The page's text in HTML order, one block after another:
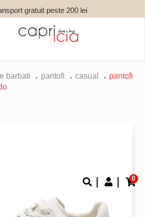
gratuit peste 200 lei
0
barbati pantofi casual
pantofi